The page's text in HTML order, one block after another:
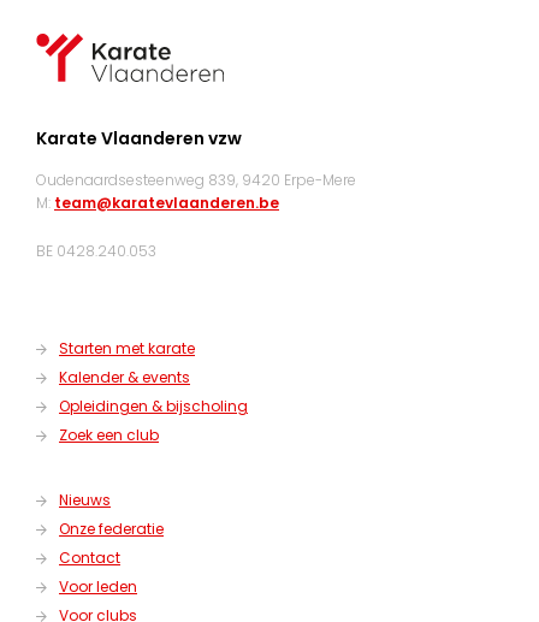
Karate Vlaanderen vzw
Oudenaardsesteenweg 839, 9420 Erpe-Mere
M: team@karatevlaanderen.be
BE 0428.240.053
Starten met karate
Kalender & events
Opleidingen & bijscholing
Zoek een club
Nieuws
Onze federatie
Contact
Voor leden
Voor clubs